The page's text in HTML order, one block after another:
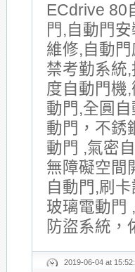
ECdrive 80
門,自動門
維修,自動
禁考勤系統
度自動門機
動門,全圓
動門，不銹
動門 ,氣密
無障礙空間
自動門,刷
玻璃電動門
防盜系統，
2019-06-04 at